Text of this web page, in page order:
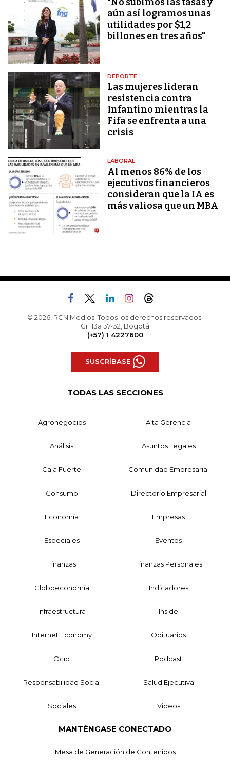
aún así logramos unas
utilidades por $1,2
billones en tres años"
DEPORTE
Las mujeres lideran
resistencia contra
Infantino mientras la
Fifa se enfrenta a una
crisis
LABORAL
Al menos 86% de los
ejecutivos financieros
consideran que la IA es
más valiosa que un MBA
© 2026, RCN Medios. Todos los derechos reservados.
Cr. 13a 37-32, Bogotá
(+57) 1 4227600
SUSCRÍBASE
TODAS LAS SECCIONES
Agronegocios Alta Gerencia
Análisis Asuntos Legales
Caja Fuerte Comunidad Empresarial
Consumo Directorio Empresarial
Economía Empresas
Especiales Eventos
Finanzas Finanzas Personales
Globoeconomía Indicadores
Infraestructura Inside
Internet Economy Obituarios
Ocio Podcast
Responsabilidad Social Salud Ejecutiva
Sociales Videos
MANTÉNGASE CONECTADO
Mesa de Generación de Contenidos